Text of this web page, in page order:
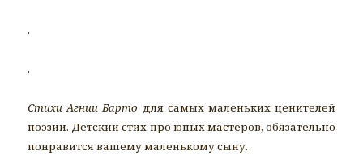
.
.
Стихи Агнии Барто для самых маленьких ценителей
поэзии. Детский стих про юных мастеров, обязательно
понравится вашему маленькому сыну.